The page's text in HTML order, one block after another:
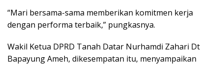
“Mari bersama-sama memberikan komitmen kerja
dengan performa terbaik,” pungkasnya.
Wakil Ketua DPRD Tanah Datar Nurhamdi Zahari Dt
Bapayung Ameh, dikesempatan itu, menyampaikan